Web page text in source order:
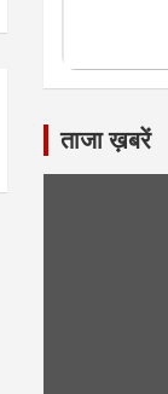
ताजा ख़बरें